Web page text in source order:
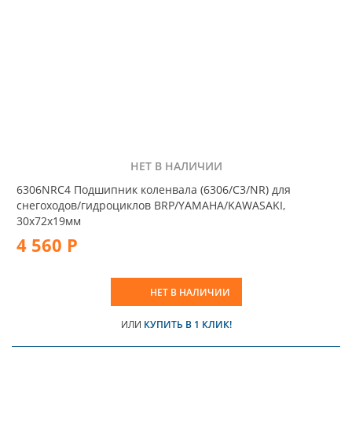
НЕТ В НАЛИЧИИ
6306NRC4 Подшипник коленвала (6306/С3/NR) для
снегоходов/гидроциклов BRP/YAMAHA/KAWASAKI,
30x72x19мм
4 560 Р
НЕТ В НАЛИЧИИ
ИЛИ КУПИТЬ В 1 КЛИК!